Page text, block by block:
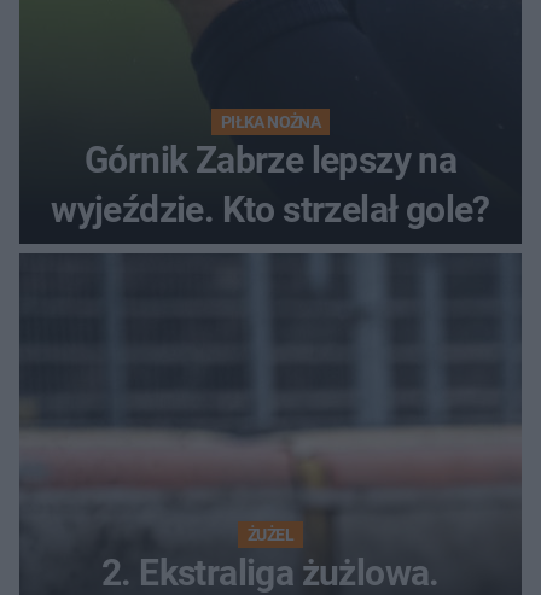
PIŁKA NOŻNA
Górnik Zabrze lepszy na
wyjeździe. Kto strzelał gole?
ŻUŻEL
2. Ekstraliga żużlowa.